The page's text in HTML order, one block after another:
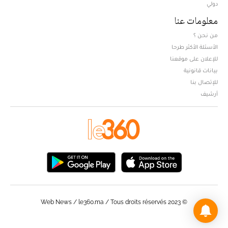
دولي
معلومات عنا
من نحن ؟
الأسئلة الأكثر طرحا
للإعلان على موقعنا
بيانات قانونية
للإتصال بنا
أرشيف
© Web News / le360.ma / Tous droits réservés 2023